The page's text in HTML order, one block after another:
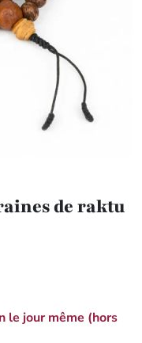
de raktu
le jour même (hors